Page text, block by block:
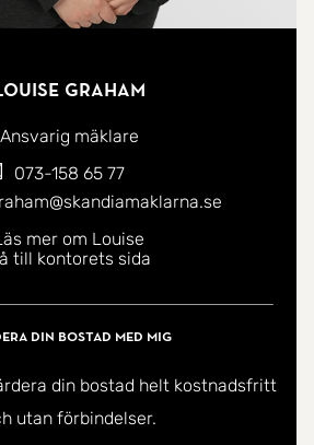
Graham
Ansvarig mäklare
073-158 65 77
mer om Louise
till kontorets sida
din bostad med mig
din bostad helt kostnadsfritt
utan förbindelser.